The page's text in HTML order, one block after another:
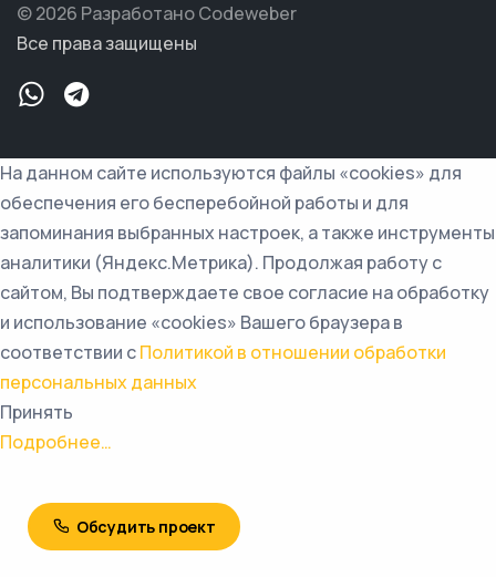
© 2026 Разработано Codeweber
Все права защищены
На данном сайте используются файлы «cookies» для
обеспечения его бесперебойной работы и для
запоминания выбранных настроек, а также инструменты
аналитики (Яндекс.Метрика). Продолжая работу с
сайтом, Вы подтверждаете свое согласие на обработку
и использование «cookies» Вашего браузера в
соответствии сПолитикой в отношении обработки
персональных данных
Принять
Подробнее…
Обсудить проект